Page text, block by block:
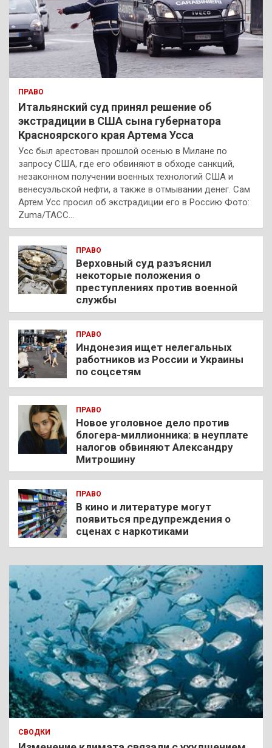
ПРАВО
Итальянский суд принял решение об
экстрадиции в США сына губернатора
Красноярского края Артема Усса
Усс был арестован прошлой осенью в Милане по
запросу США, где его обвиняют в обходе санкций,
незаконном получении военных технологий США и
венесуэльской нефти, а также в отмывании денег. Сам
Артем Усс просил об экстрадиции его в Россию Фото:
Zuma/ТАСС…
ПРАВО
Верховный суд разъяснил
некоторые положения о
преступлениях против военной
службы
ПРАВО
Индонезия ищет нелегальных
работников из России и Украины
по соцсетям
ПРАВО
Новое уголовное дело против
блогера-миллионника: в неуплате
налогов обвиняют Александру
Митрошину
ПРАВО
В кино и литературе могут
появиться предупреждения о
сценах с наркотиками
СВОДКИ